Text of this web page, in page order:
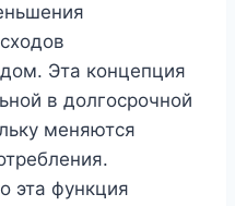
Эта концепция
в долгосрочной
меняются
эта функция